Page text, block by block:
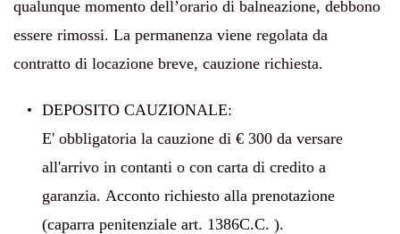
qualunque momento dell’orario di balneazione, debbono
essere rimossi. La permanenza viene regolata da
contratto di locazione breve, cauzione richiesta.
DEPOSITO CAUZIONALE:
E' obbligatoria la cauzione di € 300 da versare
all'arrivo in contanti o con carta di credito a
garanzia. Acconto richiesto alla prenotazione
(caparra penitenziale art. 1386C.C. ).